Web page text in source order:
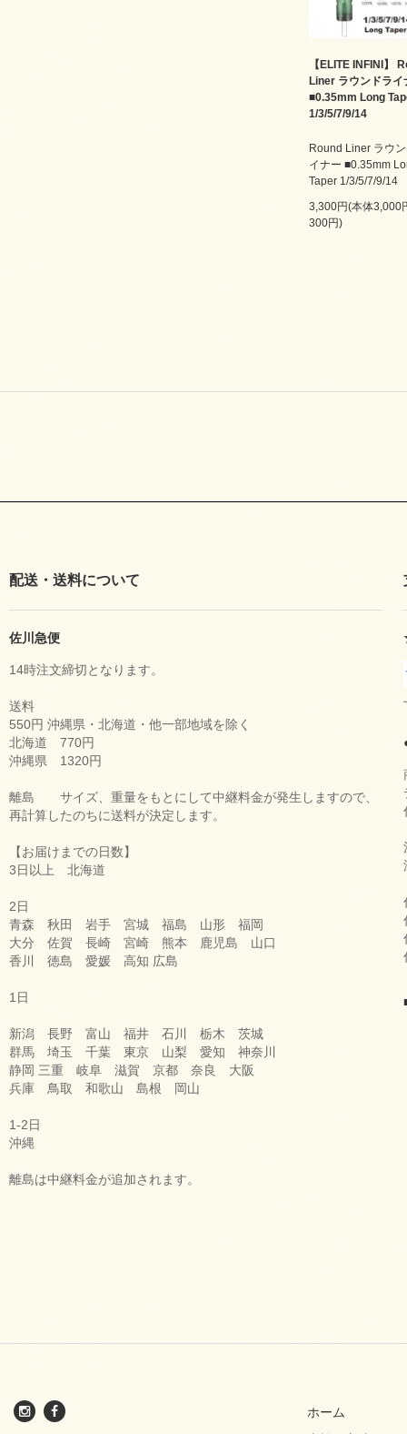
【ELITE INFINI】
Liner ラウンドライ
■0.35mm Long
1/3/5/7/9/14
Round Liner ラウ
イナー ■0.35mm
Taper 1/3/5/7/9/14
3,300円(本体3,000
300円)
配送・送料について
佐川急便
14時注文締切となります。
送料
550円 沖縄県・北海道・他一部地域を除く
北海道 770円
沖縄県 1320円
離島 サイズ、重量をもとにして中継料金が発生しますので、
再計算したのちに送料が決定します。
【お届けまでの日数】
3日以上 北海道
2日
青森 秋田 岩手 宮城 福島 山形 福岡
大分 佐賀 長崎 宮崎 熊本 鹿児島 山口
香川 徳島 愛媛 高知 広島
1日
新潟 長野 富山 福井 石川 栃木 茨城
群馬 埼玉 千葉 東京 山梨 愛知 神奈川
静岡 三重 岐阜 滋賀 京都 奈良 大阪
兵庫 鳥取 和歌山 島根 岡山
1-2日
沖縄
離島は中継料金が追加されます。
ホーム